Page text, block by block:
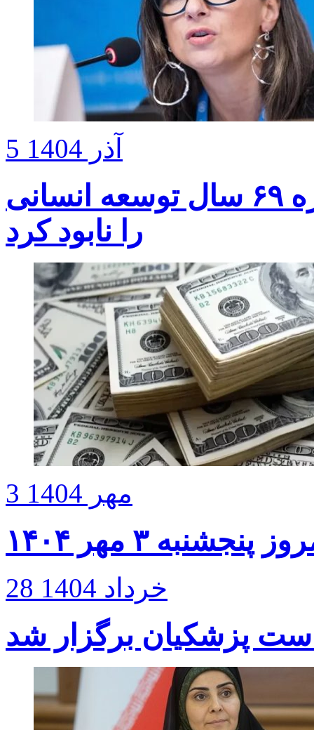
5 آذر 1404
سازمان ملل: نسل‌کشی در غزه ۶۹ سال توسعه انسانی
را نابود کرد
3 مهر 1404
۳ مهر ۱۴۰۴
28 خرداد 1404
پزشکیان برگزار شد